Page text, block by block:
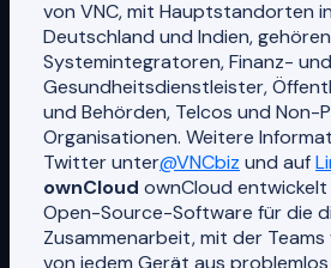
von VNC, mit Hauptstandorten
Deutschland und Indien,
Systemintegratoren, Finanz- und
Gesundheitsdienstleister,
und Behörden, Telcos und Non-
Organisationen. Weitere
Twitter unter@VNCbiz und auf
ownCloud ownCloud
Open-Source-Software für die
Zusammenarbeit, mit der
von jedem Gerät aus